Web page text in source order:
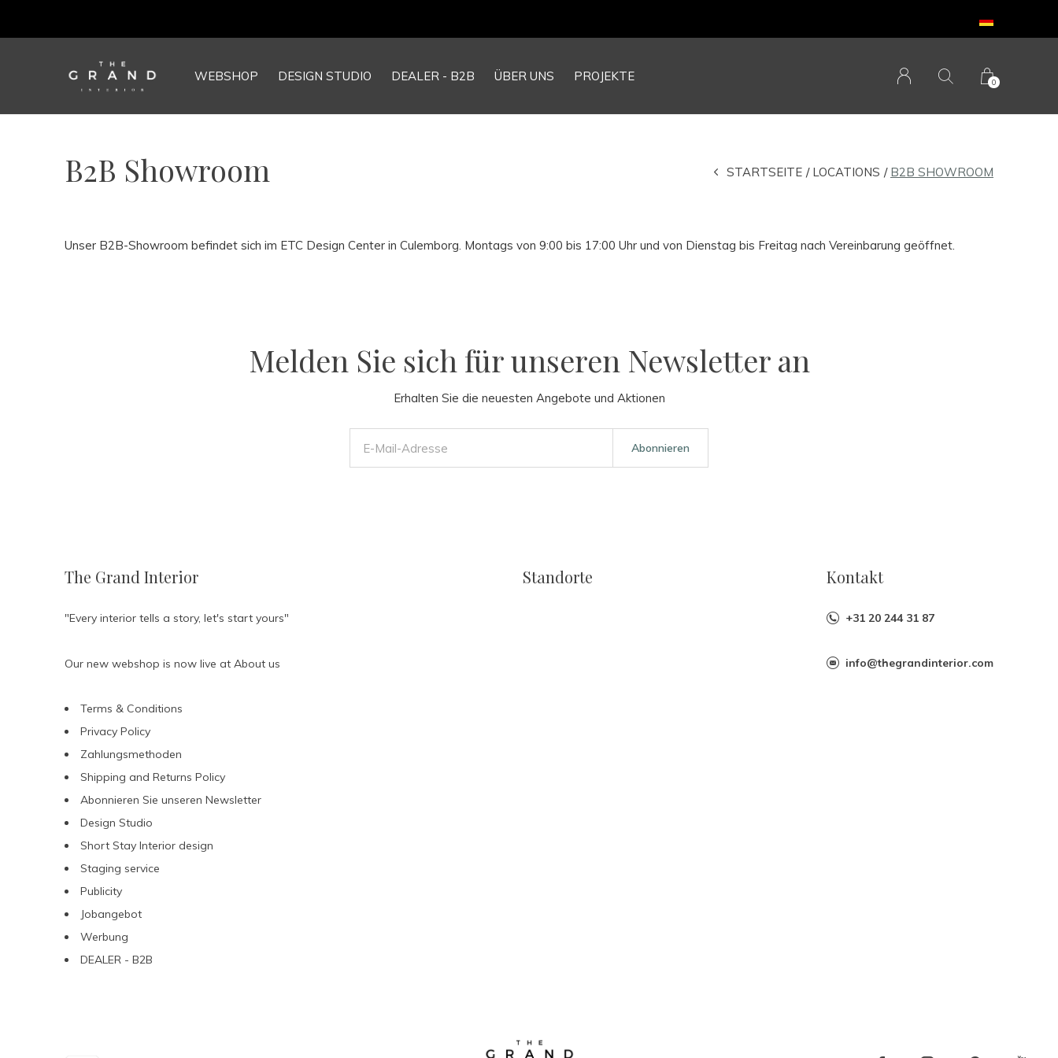
WEBSHOP DESIGN STUDIO DEALER - B2B ÜBER UNS PROJEKTE 0
B2B Showroom STARTSEITE LOCATIONS B2B SHOWROOM
Unser B2B-Showroom befindet sich im ETC Design Center in Culemborg. Montags von 9:00 bis 17:00 Uhr und von Dienstag bis Freitag nach Vereinbarung geöffnet.
Melden Sie sich für unseren Newsletter an
Erhalten Sie die neuesten Angebote und Aktionen
Abonnieren
The Grand Interior
"Every interior tells a story, let's start yours"
Our new webshop is now live at About us
Terms & Conditions
Privacy Policy
Zahlungsmethoden
Shipping and Returns Policy
Abonnieren Sie unseren Newsletter
Design Studio
Short Stay Interior design
Staging service
Publicity
Jobangebot
Werbung
DEALER - B2B
Standorte Kontakt
+31 20 244 31 87
info@thegrandinterior.com